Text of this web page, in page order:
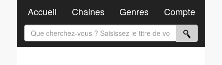
Accueil Chaines Genres Compte